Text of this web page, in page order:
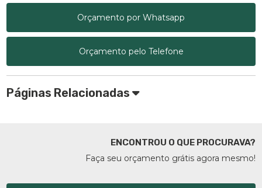
Orçamento por Whatsapp
Orçamento pelo Telefone
Páginas Relacionadas
ENCONTROU O QUE PROCURAVA?
Faça seu orçamento grátis agora mesmo!